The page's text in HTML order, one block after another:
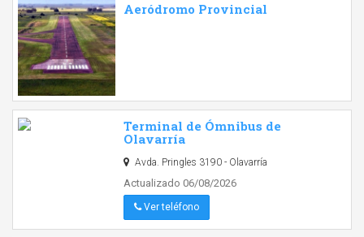
Aeródromo Provincial
Terminal de Ómnibus de
Olavarría
Avda. Pringles 3190 - Olavarría
Actualizado 06/08/2026
Ver teléfono